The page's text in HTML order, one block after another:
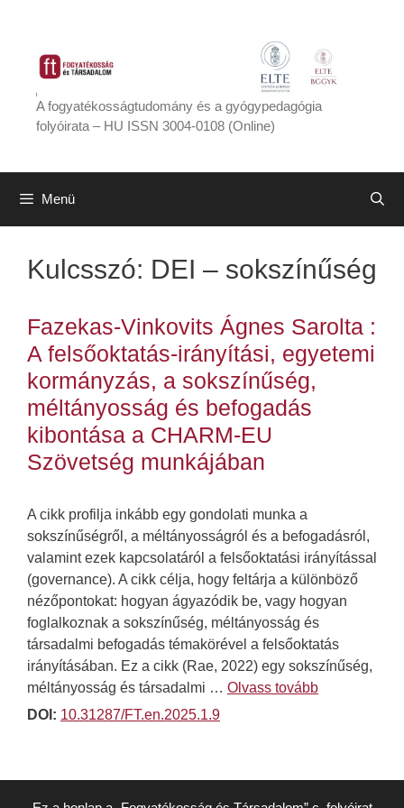
tartalomba
A fogyatékosságtudomány és a gyógypedagógia
folyóirata – HU ISSN 3004-0108 (Online)
Menü
Kulcsszó: DEI – sokszínűség
Fazekas-Vinkovits Ágnes Sarolta :
A felsőoktatás-irányítási, egyetemi
kormányzás, a sokszínűség,
méltányosság és befogadás
kibontása a CHARM-EU
Szövetség munkájában
A cikk profilja inkább egy gondolati munka a
sokszínűségről, a méltányosságról és a befogadásról,
valamint ezek kapcsolatáról a felsőoktatási irányítással
(governance). A cikk célja, hogy feltárja a különböző
nézőpontokat: hogyan ágyazódik be, vagy hogyan
foglalkoznak a sokszínűség, méltányosság és
társadalmi befogadás témakörével a felsőoktatás
irányításában. Ez a cikk (Rae, 2022) egy sokszínűség,
méltányosság és társadalmi … Olvass tovább
DOI: 10.31287/FT.en.2025.1.9